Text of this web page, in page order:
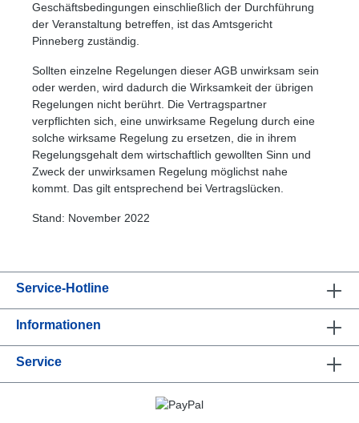
Geschäftsbedingungen einschließlich der Durchführung
der Veranstaltung betreffen, ist das Amtsgericht
Pinneberg zuständig.
Sollten einzelne Regelungen dieser AGB unwirksam sein
oder werden, wird dadurch die Wirksamkeit der übrigen
Regelungen nicht berührt. Die Vertragspartner
verpflichten sich, eine unwirksame Regelung durch eine
solche wirksame Regelung zu ersetzen, die in ihrem
Regelungsgehalt dem wirtschaftlich gewollten Sinn und
Zweck der unwirksamen Regelung möglichst nahe
kommt. Das gilt entsprechend bei Vertragslücken.
Stand: November 2022
Service-Hotline
Informationen
Service
Bilder ausblenden Zurücksetzen